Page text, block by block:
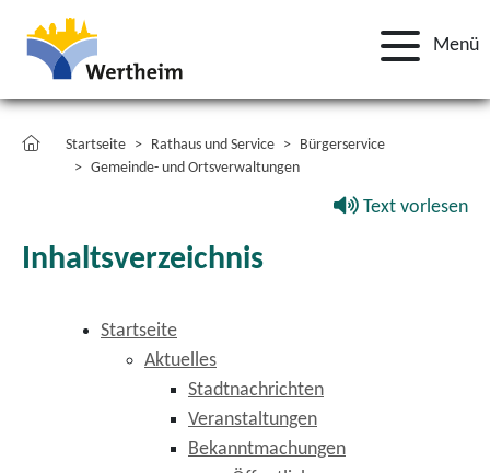
Menü
Startseite Rathaus und Service
Bürgerservice
Gemeinde- und Ortsverwaltungen
Text vorlesen
Inhaltsverzeichnis
Startseite
Aktuelles
Stadtnachrichten
Veranstaltungen
Bekanntmachungen